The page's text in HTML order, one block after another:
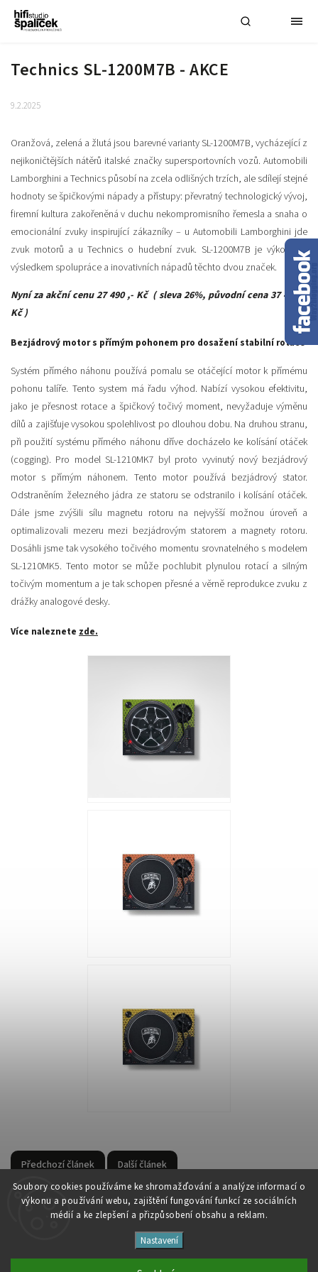
Soubory cookies používáme ke shromažďování a analýze informací o
výkonu a používání webu, zajištění fungování funkcí ze sociálních
médií a ke zlepšení a přizpůsobení obsahu a reklam.
Nastavení
Technics SL-1200M7B - AKCE
9.2.2025
Oranžová, zelená a žlutá jsou barevné varianty SL-1200M7B, vycházející z
nejikoničtějších nátěrů italské značky supersportovních vozů. Automobili
Lamborghini a Technics působí na zcela odlišných trzích, ale sdílejí stejné
hodnoty se špičkovými nápady a přístupy: převratný technologický vývoj,
firemní kultura zakořeněná v duchu nekompromisního řemesla a snaha o
emocionální zvuky inspirující zákazníky – u Automobili Lamborghini jde
zvuk motorů a u Technics o hudební zvuk. SL-1200M7B je výkonným
výsledkem spolupráce a inovativních nápadů těchto dvou značek.
Nyní za akční cenu 27 490 ,- Kč ( sleva 26%, původní cena 37 490 ,-
Kč )
Bezjádrový motor s přímým pohonem pro dosažení stabilní rotace
Systém přímého náhonu používá pomalu se otáčející motor k přímému
pohonu talíře. Tento system má řadu výhod. Nabízí vysokou efektivitu,
jako je přesnost rotace a špičkový točivý moment, nevyžaduje výměnu
dílů a zajišťuje vysokou spolehlivost po dlouhou dobu. Na druhou stranu,
při použití systému přímého náhonu dříve docházelo ke kolísání otáček
(cogging). Pro model SL-1210MK7 byl proto vyvinutý nový bezjádrový
motor s přímým náhonem. Tento motor používá bezjádrový stator.
Odstraněním železného jádra ze statoru se odstranilo i kolísání otáček.
Dále jsme zvýšili sílu magnetu rotoru na nejvyšší možnou úroveň a
optimalizovali mezeru mezi bezjádrovým statorem a magnety rotoru.
Dosáhli jsme tak vysokého točivého momentu srovnatelného s modelem
SL-1210MK5. Tento motor se může pochlubit plynulou rotací a silným
točivým momentum a je tak schopen přesné a věrně reprodukce zvuku z
drážky analogové desky.
Více naleznete zde.
Předchozí článek Další článek
Studio Špalíček
Upravit nastavení cookies